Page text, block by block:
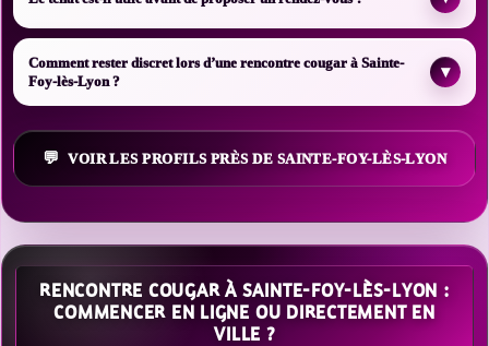
Comment rester discret lors d’une rencontre cougar à Sainte-
Foy-lès-Lyon ?
▾
VOIR LES PROFILS PRÈS DE SAINTE-FOY-LÈS-LYON
RENCONTRE COUGAR À SAINTE-FOY-LÈS-LYON :
COMMENCER EN LIGNE OU DIRECTEMENT EN
VILLE ?